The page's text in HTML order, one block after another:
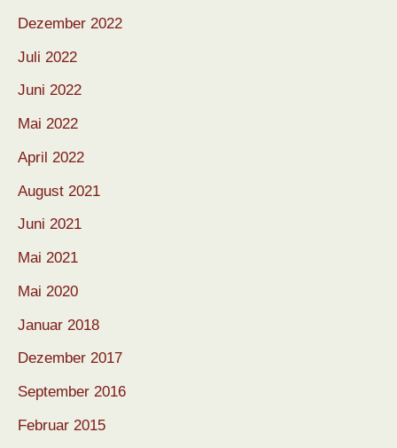
Dezember 2022
Juli 2022
Juni 2022
Mai 2022
April 2022
August 2021
Juni 2021
Mai 2021
Mai 2020
Januar 2018
Dezember 2017
September 2016
Februar 2015